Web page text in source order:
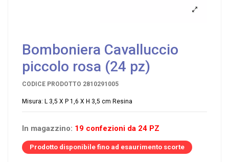
Bomboniera Cavalluccio
piccolo rosa (24 pz)
CODICE PRODOTTO 2810291005
Misura: L 3,5 X P 1,6 X H 3,5 cm Resina
In magazzino: 19 confezioni da 24 PZ
Prodotto disponibile fino ad esaurimento scorte